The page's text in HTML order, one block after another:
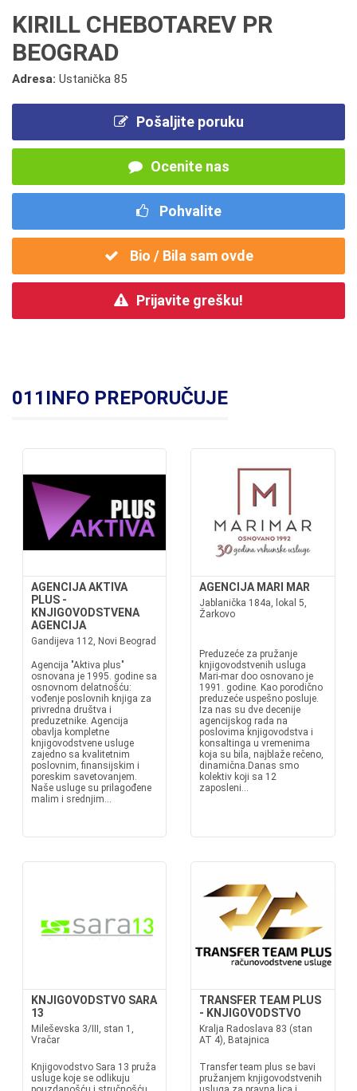
KIRILL CHEBOTAREV PR
BEOGRAD
Adresa: Ustanička 85
Pošaljite poruku
Ocenite nas
Pohvalite
Bio / Bila sam ovde
Prijavite grešku!
011INFO PREPORUČUJE
AGENCIJA AKTIVA
PLUS -
KNJIGOVODSTVENA
AGENCIJA
Gandijeva 112, Novi Beograd
Agencija "Aktiva plus"
osnovana je 1995. godine sa
osnovnom delatnošću:
vođenje poslovnih knjiga za
privredna društva i
preduzetnike. Agencija
obavlja kompletne
knjigovodstvene usluge
zajedno sa kvalitetnim
poslovnim, finansijskim i
poreskim savetovanjem.
Naše usluge su prilagođene
malim i srednjim...
AGENCIJA MARI MAR
Jablanička 184a, lokal 5,
Žarkovo
Preduzeće za pružanje
knjigovodstvenih usluga
Mari-mar doo osnovano je
1991. godine. Kao porodično
preduzeće uspešno posluje.
Iza nas su dve decenije
agencijskog rada na
poslovima knjigovodstva i
konsaltinga u vremenima
koja su bila, najblaže rečeno,
dinamična.Danas smo
kolektiv koji sa 12
zaposleni...
KNJIGOVODSTVO SARA
13
Mileševska 3/III, stan 1,
Vračar
Knjigovodstvo Sara 13 pruža
usluge koje se odlikuju
TRANSFER TEAM PLUS
- KNJIGOVODSTVO
Kralja Radoslava 83 (stan
AT 4), Batajnica
Transfer team plus se bavi
pružanjem knjigovodstvenih